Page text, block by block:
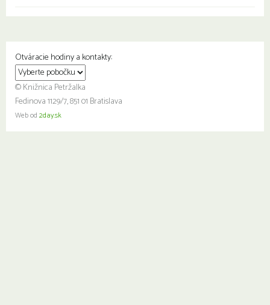
Otváracie hodiny a kontakty:
© Knižnica Petržalka
Fedinova 1129/7, 851 01 Bratislava
Web od 2day.sk